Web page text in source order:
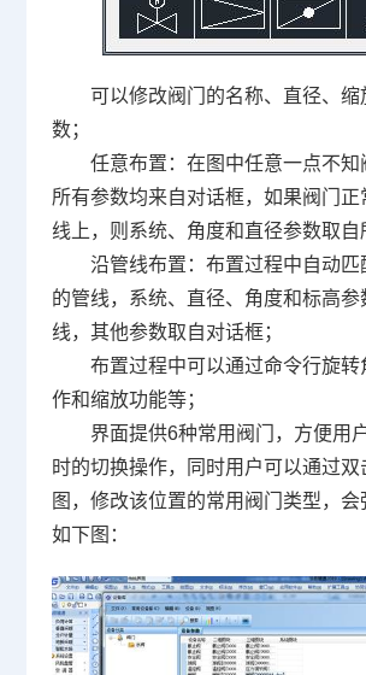
可以修改阀门的名称、直径、缩
数；
任意布置：在图中任意一点不知
所有参数均来自对话框，如果阀门正
线上，则系统、角度和直径参数取自
沿管线布置：布置过程中自动匹
的管线，系统、直径、角度和标高参
线，其他参数取自对话框；
布置过程中可以通过命令行旋转
作和缩放功能等；
界面提供6种常用阀门，方便用
时的切换操作，同时用户可以通过双
图，修改该位置的常用阀门类型，会
如下图：